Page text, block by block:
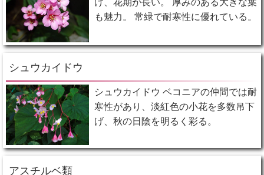
も魅力。 常緑で耐寒性に優れている。
シュウカイドウ
シュウカイドウ ベコニアの仲間では耐
寒性があり、淡紅色の小花を多数吊下
げ、秋の日陰を明るく彩る。
アスチルベ類